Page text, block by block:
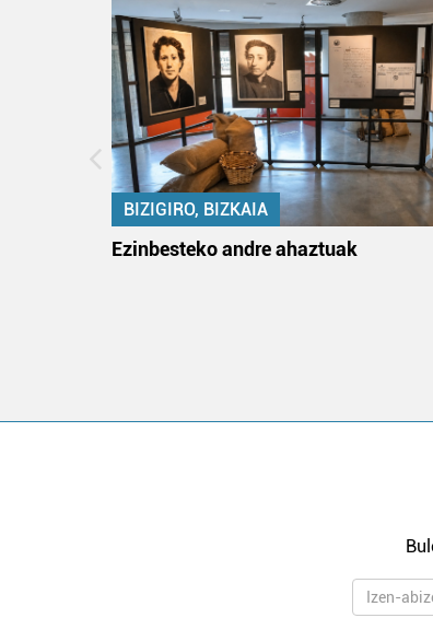
BIZIGIRO, BIZKAIA
Ezinbesteko andre ahaztuak